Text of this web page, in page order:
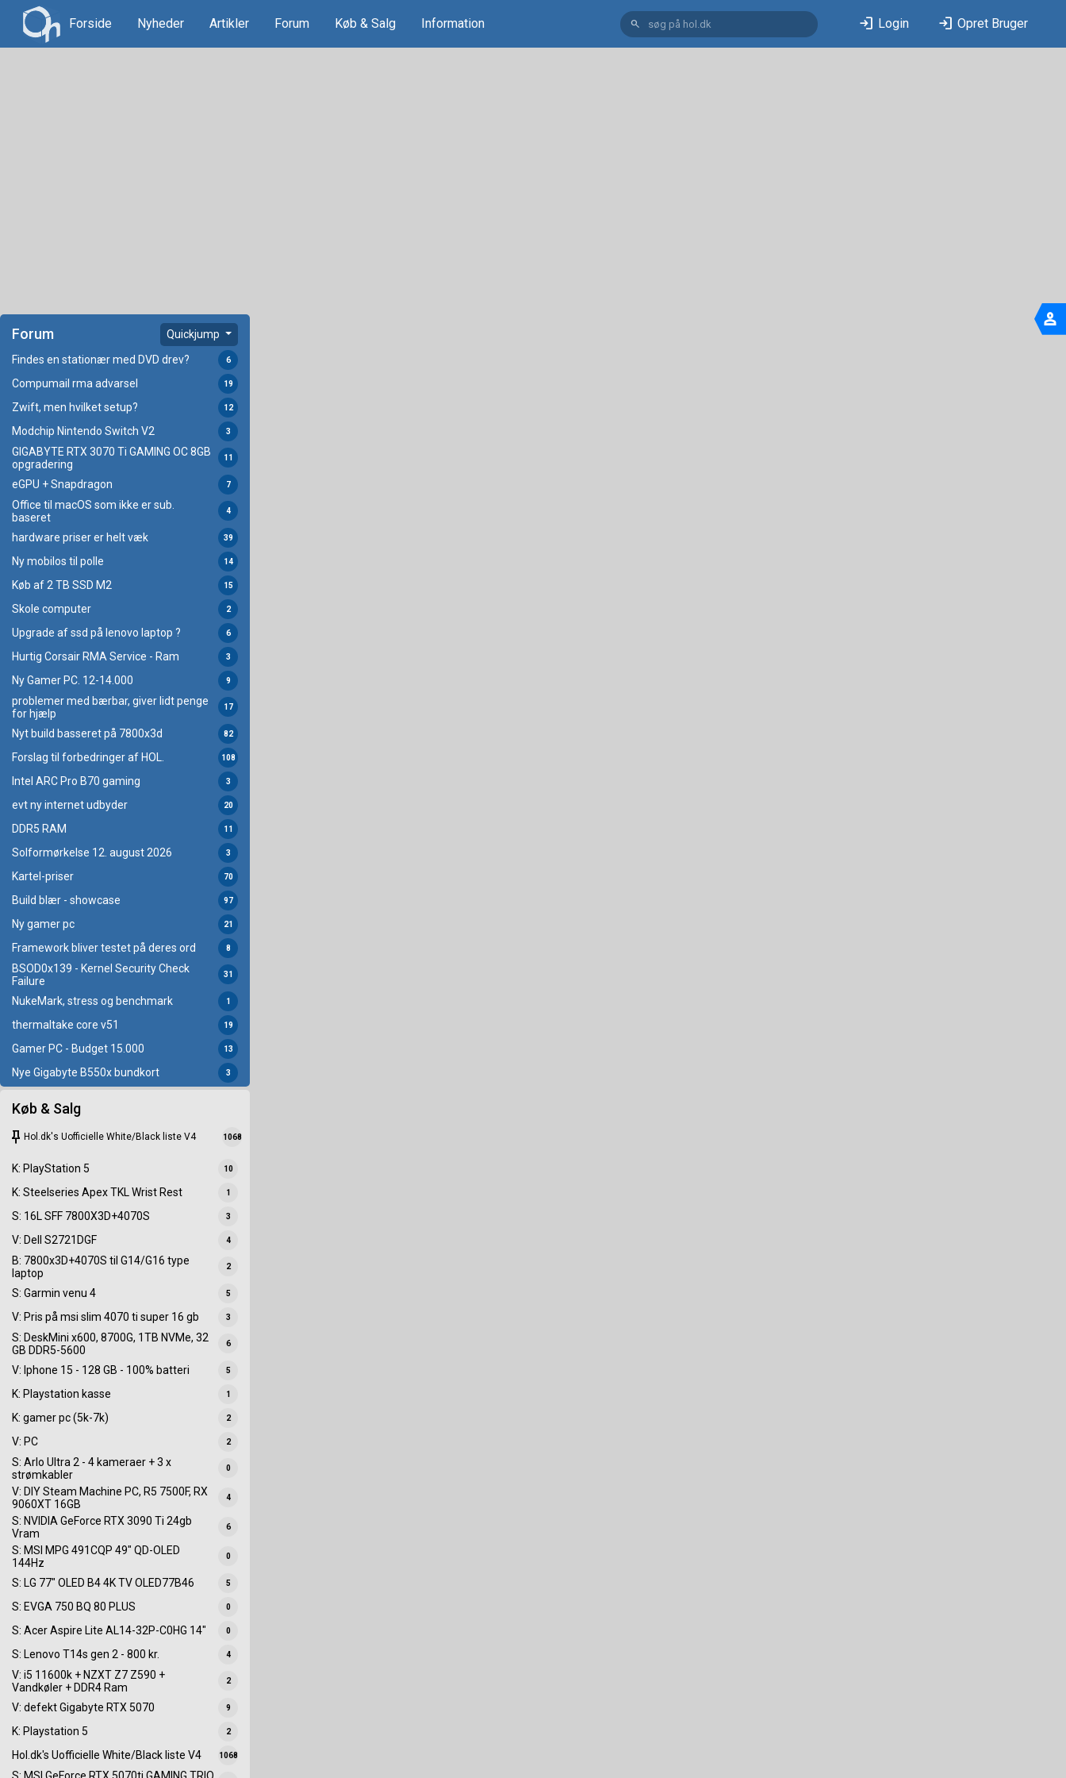
Forside Nyheder Artikler Forum Køb & Salg Information search login Login login Opret Bruger
Forum Quickjump
Findes en stationær med DVD drev? 6
Compumail rma advarsel 19
Zwift, men hvilket setup? 12
Modchip Nintendo Switch V2 3
GIGABYTE RTX 3070 Ti GAMING OC 8GB
opgradering
11
eGPU + Snapdragon 7
Office til macOS som ikke er sub.
baseret
4
hardware priser er helt væk 39
Ny mobilos til polle 14
Køb af 2 TB SSD M2 15
Skole computer 2
Upgrade af ssd på lenovo laptop ? 6
Hurtig Corsair RMA Service - Ram 3
Ny Gamer PC. 12-14.000 9
problemer med bærbar, giver lidt penge
for hjælp
17
Nyt build basseret på 7800x3d 82
Forslag til forbedringer af HOL. 108
Intel ARC Pro B70 gaming 3
evt ny internet udbyder 20
DDR5 RAM 11
Solformørkelse 12. august 2026 3
Kartel-priser 70
Build blær - showcase 97
Ny gamer pc 21
Framework bliver testet på deres ord 8
BSOD0x139 - Kernel Security Check
Failure
31
NukeMark, stress og benchmark 1
thermaltake core v51 19
Gamer PC - Budget 15.000 13
Nye Gigabyte B550x bundkort 3
Køb & Salg
keep Hol.dk's Uofficielle White/Black liste V4 1068
K: PlayStation 5 10
K: Steelseries Apex TKL Wrist Rest 1
S: 16L SFF 7800X3D+4070S 3
V: Dell S2721DGF 4
B: 7800x3D+4070S til G14/G16 type
laptop
2
S: Garmin venu 4 5
V: Pris på msi slim 4070 ti super 16 gb 3
S: DeskMini x600, 8700G, 1TB NVMe, 32
GB DDR5-5600
6
V: Iphone 15 - 128 GB - 100% batteri 5
K: Playstation kasse 1
K: gamer pc (5k-7k) 2
V: PC 2
S: Arlo Ultra 2 - 4 kameraer + 3 x
strømkabler
0
V: DIY Steam Machine PC, R5 7500F, RX
9060XT 16GB
4
S: NVIDIA GeForce RTX 3090 Ti 24gb
Vram
6
S: MSI MPG 491CQP 49" QD-OLED
144Hz
0
S: LG 77" OLED B4 4K TV OLED77B46 5
S: EVGA 750 BQ 80 PLUS 0
S: Acer Aspire Lite AL14-32P-C0HG 14" 0
S: Lenovo T14s gen 2 - 800 kr. 4
V: i5 11600k + NZXT Z7 Z590 +
Vandkøler + DDR4 Ram
2
V: defekt Gigabyte RTX 5070 9
K: Playstation 5 2
Hol.dk's Uofficielle White/Black liste V4 1068
S: MSI GeForce RTX 5070ti GAMING TRIO
person